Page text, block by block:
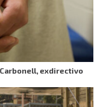
exdirectivo